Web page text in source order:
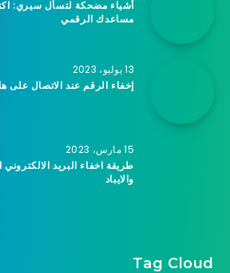
أشياء مضحكة لتسأل سيري:
مساعدك الرقمي
13 يوليو، 2023
إخفاء الرقم عند الاتصال على
15 مارس، 2023
طريقة اخفاء البريد
والايباد
Tag Cloud